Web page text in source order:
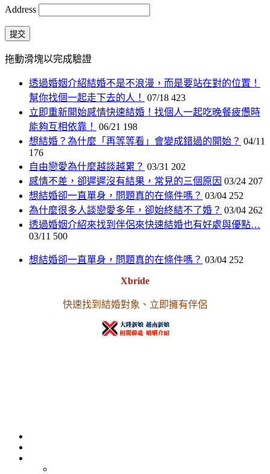
Address
提交
拖動滑塊以完成驗證
透過婚姻介紹結婚不是不浪漫，而是要站在對的位置！
幫你找個一起走下去的人！
07/18 423
立即重新開始感情快速結婚！找個人一起吃晚餐疲憊時
能夠互相依靠！
06/21 198
想結婚？為什麼「再等等看」會變成錯過的開始？ 04/11
176
自由戀愛為什麼越談越累？ 03/31 202
感情不差，卻遲遲沒有結果，常見的三個原因 03/24 207
想結婚卻一直單身，問題真的在條件嗎？ 03/04 252
為什麼很多人談戀愛多年，卻始終結不了婚？ 03/04 262
透過婚姻介紹來找到伴侶來快速結婚也有好處與優點…
03/11 500
想結婚卻一直單身，問題真的在條件嗎？ 03/04 252
Xbride
快速找到結婚對象、立即擁有伴侶